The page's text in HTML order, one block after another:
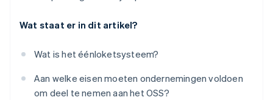
Wat staat er in dit artikel?
Wat is het éénloketsysteem?
Aan welke eisen moeten ondernemingen voldoen
om deel te nemen aan het OSS?